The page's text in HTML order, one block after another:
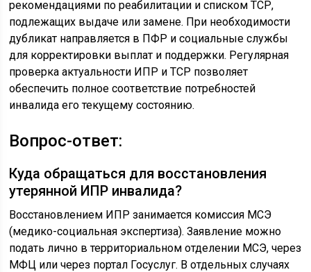
рекомендациями по реабилитации и списком ТСР,
подлежащих выдаче или замене. При необходимости
дубликат направляется в ПФР и социальные службы
для корректировки выплат и поддержки. Регулярная
проверка актуальности ИПР и ТСР позволяет
обеспечить полное соответствие потребностей
инвалида его текущему состоянию.
Вопрос-ответ:
Куда обращаться для восстановления
утерянной ИПР инвалида?
Восстановлением ИПР занимается комиссия МСЭ
(медико-социальная экспертиза). Заявление можно
подать лично в территориальном отделении МСЭ, через
МФЦ или через портал Госуслуг. В отдельных случаях